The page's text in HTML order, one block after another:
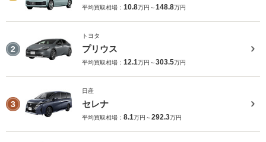
平均買取相場： 10.8万円～148.8万円
2
トヨタ
プリウス
平均買取相場： 12.1万円～303.5万円
3
日産
セレナ
平均買取相場： 8.1万円～292.3万円